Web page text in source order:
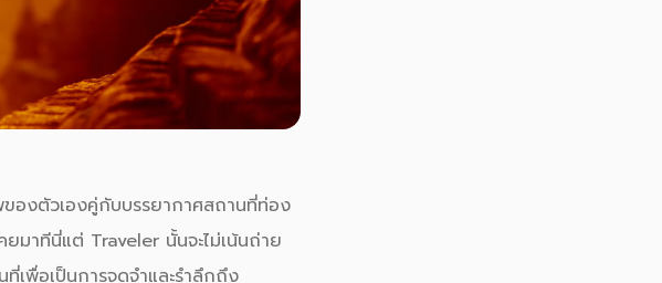
งตัวเองคู่กับบรรยากาศสถานที่ท่อง
ยมาทีนี่แต่ Traveler นั้นจะไม่เน้นถ่าย
เพื่อเป็นการจดจำและรำลึกถึง